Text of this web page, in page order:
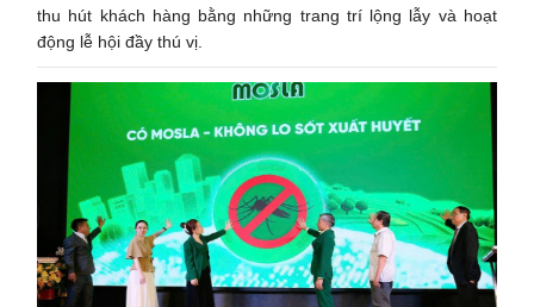
thu hút khách hàng bằng những trang trí lộng lẫy và hoạt
động lễ hội đầy thú vị.